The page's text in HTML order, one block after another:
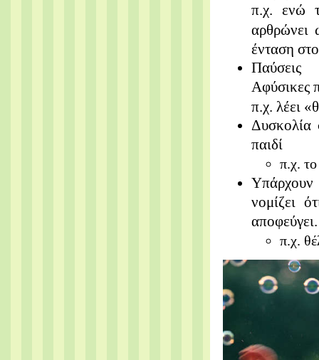
π.χ. ενώ
αρθρώνει
ένταση
Παύσεις
Αφύσικες
π.χ. λέει
Δυσκολία
παιδί
π.χ.
Υπάρχουν
νομίζει
αποφεύγει.
π.χ.